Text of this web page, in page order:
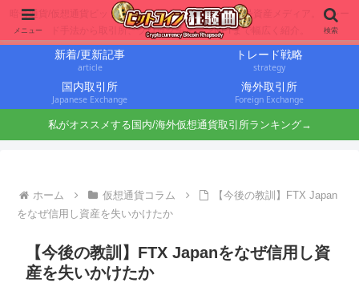
暗号通貨/仮想通貨ビットコインに投資するbit仙人の暗号資産メディア。トレー
ド手法から取引所、ブロックチェーンNFTまで幅広く紹介。
新着/更新記事
article
トレード戦略
strategy
国内取引所
Japanese Exchange
海外取引所
Foreign Exchange
私がオススメする国内/海外仮想通貨取引所ランキング→
ホーム 仮想通貨コラム
【今後の教訓】FTX Japan
をなぜ信用し資産を失いかけたか
【今後の教訓】FTX Japanをなぜ信用し資
産を失いかけたか
メニュー 検索